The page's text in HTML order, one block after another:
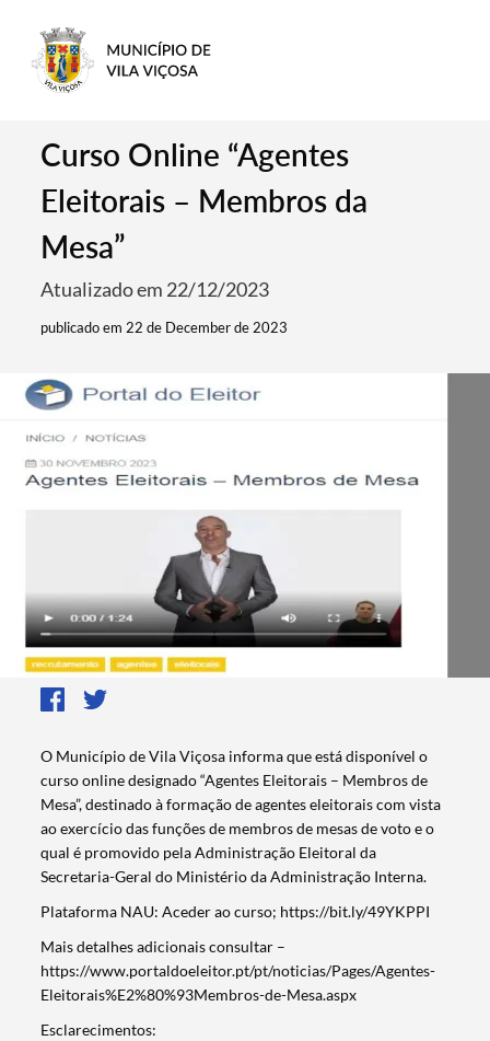
Curso Online “Agentes
Eleitorais – Membros da
Mesa”
Atualizado em 22/12/2023
publicado em 22 de December de 2023
O Município de Vila Viçosa informa que está disponível o
curso online designado “Agentes Eleitorais – Membros de
Mesa”, destinado à formação de agentes eleitorais com vista
ao exercício das funções de membros de mesas de voto e o
qual é promovido pela Administração Eleitoral da
Secretaria-Geral do Ministério da Administração Interna.
Plataforma NAU: Aceder ao curso; https://bit.ly/49YKPPI
Mais detalhes adicionais consultar –
https://www.portaldoeleitor.pt/pt/noticias/Pages/Agentes-
Eleitorais%E2%80%93Membros-de-Mesa.aspx
Esclarecimentos: